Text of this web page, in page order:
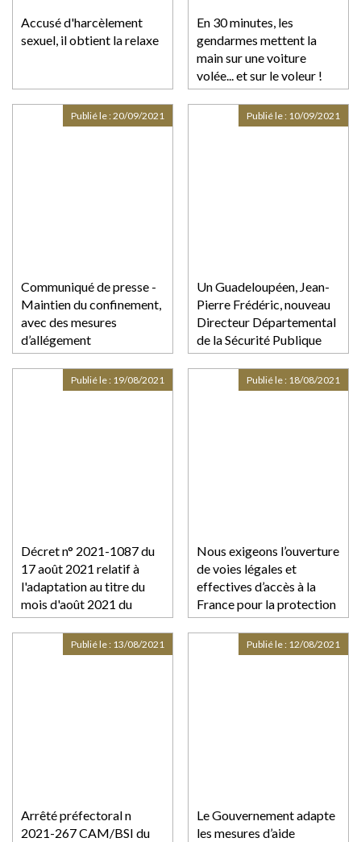
Accusé d'harcèlement
sexuel, il obtient la relaxe
En 30 minutes, les
gendarmes mettent la
main sur une voiture
volée... et sur le voleur !
Communiqué de presse -
Maintien du confinement,
avec des mesures
d’allégement
Publié le :20/09/2021
Un Guadeloupéen, Jean-
Pierre Frédéric, nouveau
Directeur Départemental
de la Sécurité Publique
Publié le : 10/09/2021
Décret n° 2021-1087 du
17 août 2021 relatif à
l'adaptation au titre du
mois d'août 2021 du
fonds de solidarité à
destination des
entreprises
Publié le : 19/08/2021
Nous exigeons l’ouverture
de voies légales et
effectives d’accès à la
France pour la protection
des afghanes et afghans
victimes de persécutions
Publié le : 18/08/2021
Arrêté préfectoral n
2021-267 CAM/BSI du
Publié le : 13/08/2021
Le Gouvernement adapte
les mesures d’aide
Publié le : 12/08/2021